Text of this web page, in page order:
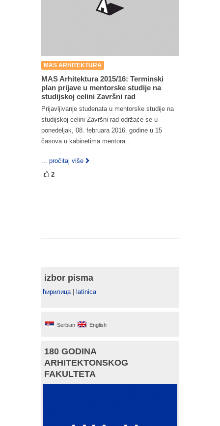
MAS ARHITEKTURA
MAS Arhitektura 2015/16: Terminski
plan prijave u mentorske studije na
studijskoj celini Završni rad
Prijavljivanje studenata u mentorske studije na
studijskoj celini Završni rad održaće se u
ponedeljak, 08. februara 2016. godine u 15
časova u kabinetima mentora...
... pročitaj više
2
izbor pisma
ћирилица| latinica
Serbian English
180 GODINA
ARHITEKTONSKOG
FAKULTETA